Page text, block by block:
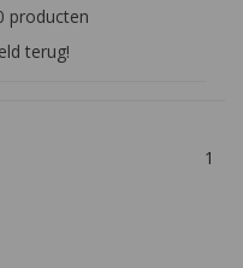
producten
terug!
1